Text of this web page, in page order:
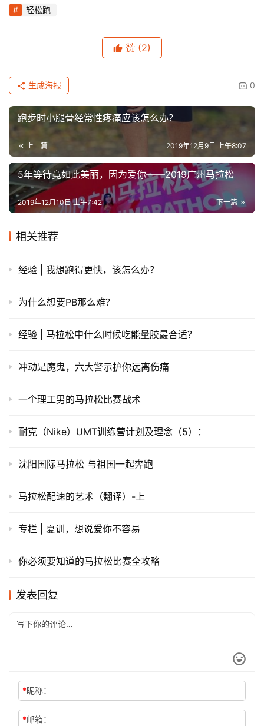
轻松跑
赞 (2)
0
生成海报
跑步时小腿骨经常性疼痛应该怎么办？
上一篇 2019年12月9日 上午8:07
5年等待竟如此美丽，因为爱你——2019广州马拉松
下一篇
2019年12月10日 上午7:42
相关推荐
经验 | 我想跑得更快，该怎么办？
为什么想要PB那么难？
经验 | 马拉松中什么时候吃能量胶最合适？
冲动是魔鬼，六大警示护你远离伤痛
一个理工男的马拉松比赛战术
耐克（Nike）UMT训练营计划及理念（5）：
沈阳国际马拉松 与祖国一起奔跑
马拉松配速的艺术（翻译）-上
专栏 | 夏训，想说爱你不容易
你必须要知道的马拉松比赛全攻略
发表回复
*昵称：
*邮箱：